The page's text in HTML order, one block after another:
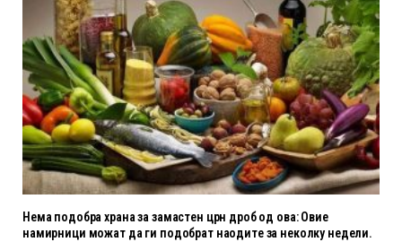
Нема подобра храна за замастен црн дроб од ова: Овие
намирници можат да ги подобрат наодите за неколку недели.